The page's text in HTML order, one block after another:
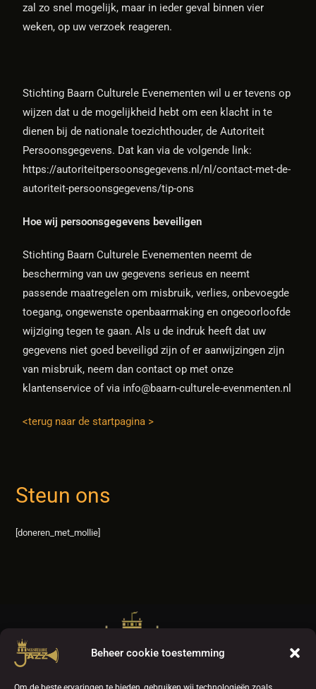
Beheer cookie toestemming
zal zo snel mogelijk, maar in ieder geval binnen vier
weken, op uw verzoek reageren.
Stichting Baarn Culturele Evenementen wil u er tevens op
wijzen dat u de mogelijkheid hebt om een klacht in te
dienen bij de nationale toezichthouder, de Autoriteit
Persoonsgegevens. Dat kan via de volgende link:
https://autoriteitpersoonsgegevens.nl/nl/contact-met-de-
autoriteit-persoonsgegevens/tip-ons
Hoe wij persoonsgegevens beveiligen
Stichting Baarn Culturele Evenementen neemt de
bescherming van uw gegevens serieus en neemt
passende maatregelen om misbruik, verlies, onbevoegde
toegang, ongewenste openbaarmaking en ongeoorloofde
wijziging tegen te gaan. Als u de indruk heeft dat uw
gegevens niet goed beveiligd zijn of er aanwijzingen zijn
van misbruik, neem dan contact op met onze
klantenservice of via info@baarn-culturele-evenmenten.nl
<terug naar de startpagina >
Steun ons
[doneren_met_mollie]